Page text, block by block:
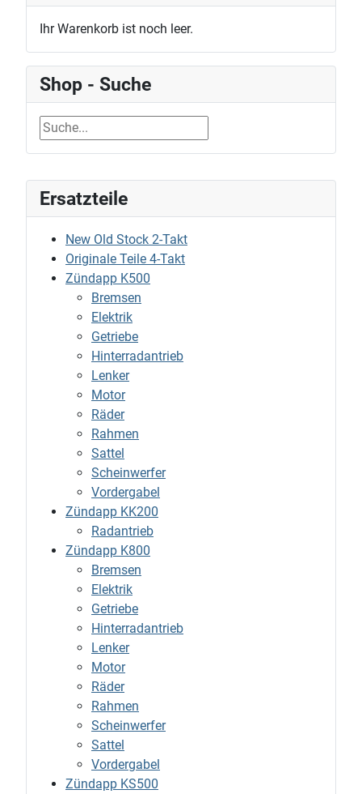
Ersatzteile
New Old Stock 2-Takt
Originale Teile 4-Takt
Zündapp K500
Bremsen
Elektrik
Getriebe
Hinterradantrieb
Lenker
Motor
Räder
Rahmen
Sattel
Scheinwerfer
Vordergabel
Zündapp KK200
Radantrieb
Zündapp K800
Bremsen
Elektrik
Getriebe
Hinterradantrieb
Lenker
Motor
Räder
Rahmen
Scheinwerfer
Sattel
Vordergabel
Zündapp KS500
Ihr Warenkorb ist noch leer.
Shop - Suche